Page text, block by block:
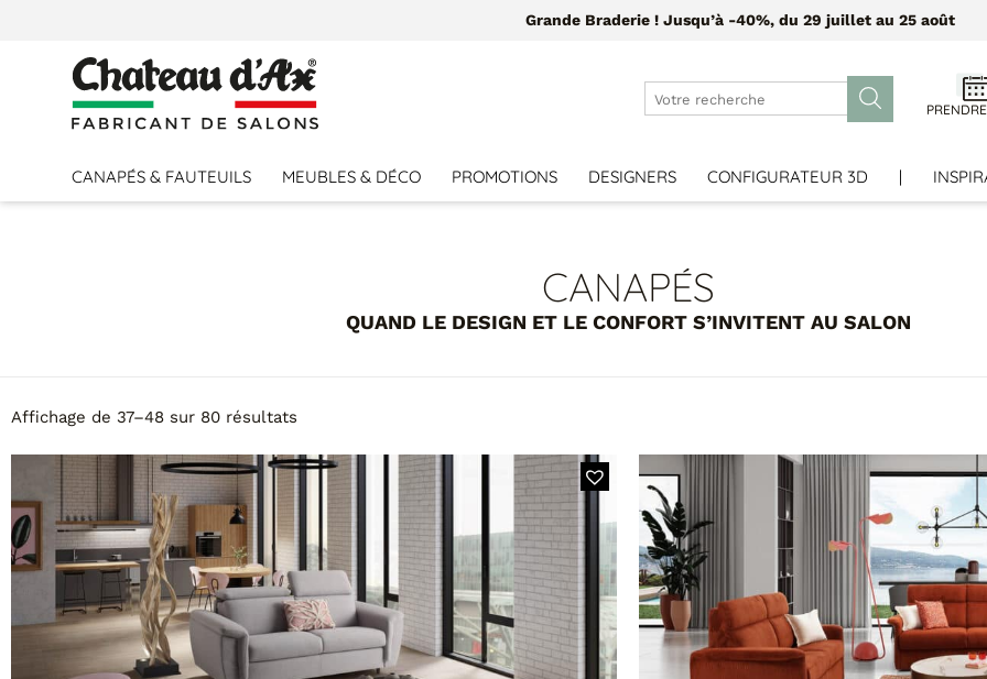
Grande Braderie ! Jusqu’à -40%, du 29 juillet au 25 août
CANAPÉS & FAUTEUILS MEUBLES & DÉCO PROMOTIONS DESIGNERS CONFIGURATEUR 3D |
CANAPÉS
QUAND LE DESIGN ET LE CONFORT S’INVITENT AU SALON
Affichage de 37–48 sur 80 résultats